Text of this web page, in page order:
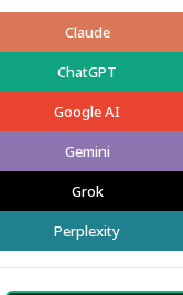
Claude
ChatGPT
Google AI
Gemini
Grok
Perplexity